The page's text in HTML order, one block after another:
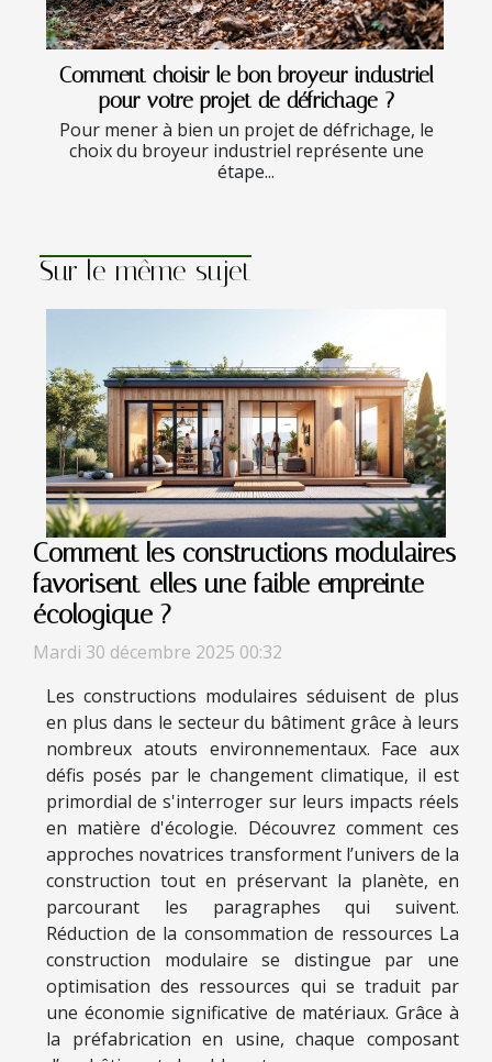
Comment choisir le bon broyeur industriel
pour votre projet de défrichage ?
Pour mener à bien un projet de défrichage, le
choix du broyeur industriel représente une
étape...
Sur le même sujet
Comment les constructions modulaires
favorisent-elles une faible empreinte
écologique ?
Mardi 30 décembre 2025 00:32
Les constructions modulaires séduisent de plus
en plus dans le secteur du bâtiment grâce à leurs
nombreux atouts environnementaux. Face aux
défis posés par le changement climatique, il est
primordial de s'interroger sur leurs impacts réels
en matière d'écologie. Découvrez comment ces
approches novatrices transforment l’univers de la
construction tout en préservant la planète, en
parcourant les paragraphes qui suivent.
Réduction de la consommation de ressources La
construction modulaire se distingue par une
optimisation des ressources qui se traduit par
une économie significative de matériaux. Grâce à
la préfabrication en usine, chaque composant